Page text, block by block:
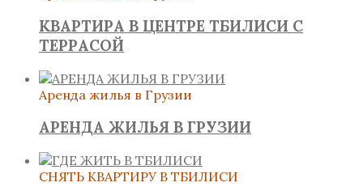
КВАРТИРА В ЦЕНТРЕ ТБИЛИСИ С
ТЕРРАСОЙ
Аренда жилья в Грузии
АРЕНДА ЖИЛЬЯ В ГРУЗИИ
СНЯТЬ КВАРТИРУ В ТБИЛИСИ